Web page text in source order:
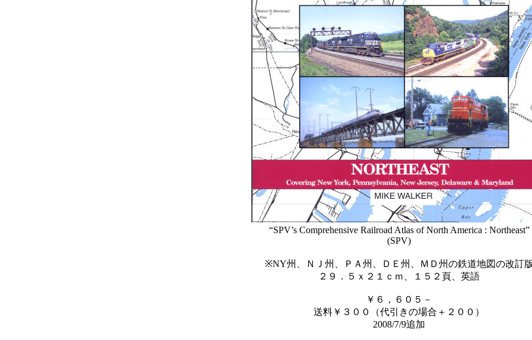
“SPV’s Comprehensive Railroad Atlas of North America : Northeast”
(SPV)
※NY州、ＮＪ州、ＰＡ州、ＤＥ州、ＭＤ州の鉄道地図の改訂
２９．５ｘ２１ｃｍ、１５２頁、英語
￥６，６０５－
送料￥３００（代引きの場合＋２００）
2008/7/9追加